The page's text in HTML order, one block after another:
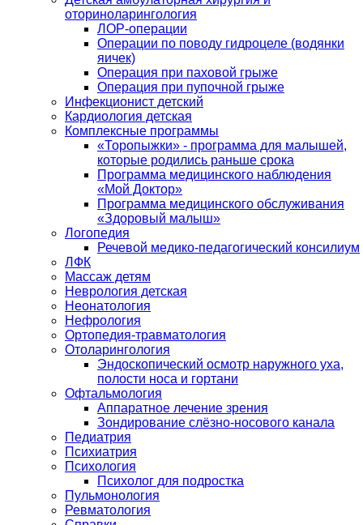
оториноларингология
ЛОР-операции
Операции по поводу гидроцеле (водянки
яичек)
Операция при паховой грыже
Операция при пупочной грыже
Инфекционист детский
Кардиология детская
Комплексные программы
«Торопыжки» - программа для малышей,
которые родились раньше срока
Программа медицинского наблюдения
«Мой Доктор»
Программа медицинского обслуживания
«Здоровый малыш»
Логопедия
Речевой медико-педагогический консилиум
ЛФК
Массаж детям
Неврология детская
Неонатология
Нефрология
Ортопедия-травматология
Отоларингология
Эндоскопический осмотр наружного уха,
полости носа и гортани
Офтальмология
Аппаратное лечение зрения
Зондирование слёзно-носового канала
Педиатрия
Психиатрия
Психология
Психолог для подростка
Пульмонология
Ревматология